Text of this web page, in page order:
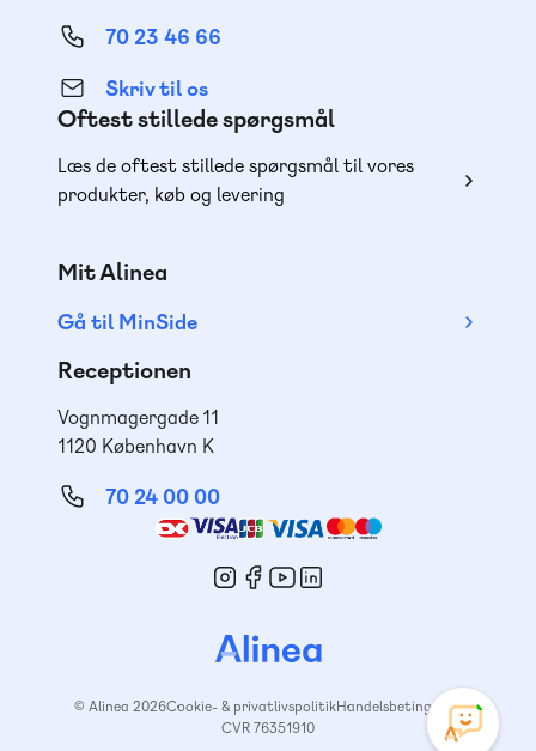
70 23 46 66
Skriv til os
Oftest stillede spørgsmål
Læs de oftest stillede spørgsmål til vores
produkter, køb og levering
Mit Alinea
Gå til MinSide
Receptionen
Vognmagergade 11
1120 København K
70 24 00 00
© Alinea 2026Cookie- & privatlivspolitikHandelsbetingelser
CVR 76351910